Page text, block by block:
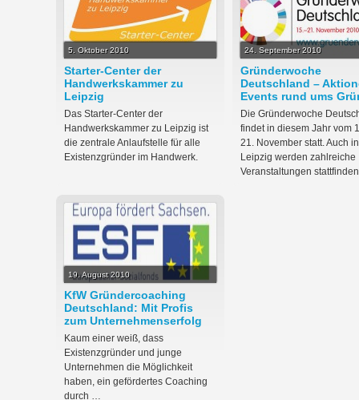
5. Oktober 2010
Starter-Center der
Handwerkskammer zu
Leipzig
Das Starter-Center der
Handwerkskammer zu Leipzig ist
die zentrale Anlaufstelle für alle
Existenzgründer im Handwerk.
24. September 2010
Gründerwoche
Deutschland –
Events rund ums
Die Gründerwoche
findet in diesem Jahr vom
21. November statt. Auch in
Leipzig werden zahlreiche
Veranstaltungen
19. August 2010
KfW Gründercoaching
Deutschland: Mit Profis
zum Unternehmenserfolg
Kaum einer weiß, dass
Existenzgründer und junge
Unternehmen die Möglichkeit
haben, ein gefördertes Coaching
durch …